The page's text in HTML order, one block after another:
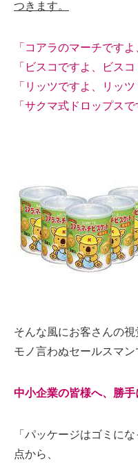
つきます。
「コアラのマーチです
「ビスコですよ、ビスコ
「リッツですよ、リッツ
「サクマ式ドロップス
そんな風にお客さんの視
モノ言わぬセールスマン
中小企業の皆様へ、勝手
「パッケージはゴミに
点から、